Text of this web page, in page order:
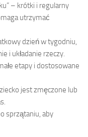
– krótki i regularny
utrzymać
dzień w tygodniu,
i układanie rzeczy.
etapy i dostosowane
jest zmęczone lub
sprzątaniu, aby